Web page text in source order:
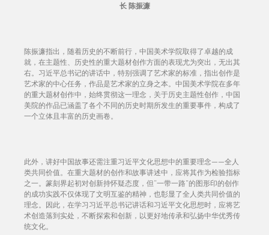
长 陈振濂
陈振濂指出，随着历史的不断前行，中国美术学院取得了卓越的成
就，在主题性、历史性的重大题材创作方面的表现尤为突出，无出其
右。习近平总书记的讲话中，特别强调了艺术家的标准，指出创作是
艺术家的中心任务，作品是艺术家的立身之本。中国美术学院在多年
的重大题材创作中，始终贯彻这一理念，关于历史主题性创作，中国
美院的作品已涵盖了各个不同的历史时期所发生的重要事件，构成了
一个立体且丰富的历史画卷。
此外，讲好中国故事还需注重习近平文化思想中的重要理念——全人
类共同价值。在重大题材的创作和故事讲述中，应将其作为检验指标
之一。篆刻界起初对创新持怀疑态度，但“一带一路”的图形印的创作
的成功实践不仅体现了文明互鉴的精神，也彰显了全人类共同价值的
理念。因此，在学习习近平总书记讲话和习近平文化思想时，应将艺
术创造落到实处，不断探索和创新，以更好地传承和弘扬中华优秀传
统文化。